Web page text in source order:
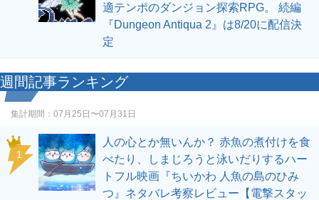
適テンポのダンジョン探索RPG。 続編
『Dungeon Antiqua 2』は8/20に配信決
定
週間記事ランキング
集計期間： 07月25日〜07月31日
1
人の心とか無いんか？ 赤魚の煮付けを食
べたり、しまじろうと泳いだりするハー
トフル映画『ちいかわ 人魚の島のひみ
つ』ネタバレ考察レビュー【電撃スタッ